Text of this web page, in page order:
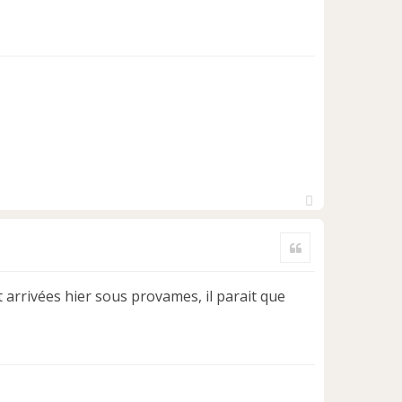
hier sous provames, il parait que